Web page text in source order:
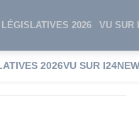
LÉGISLATIVES 2026 VU SUR
2026VU SUR